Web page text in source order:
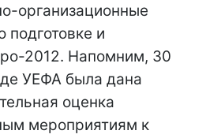
организационные
подготовке и
2012. Напомним, 30
УЕФА была дана
оценка
мероприятиям к